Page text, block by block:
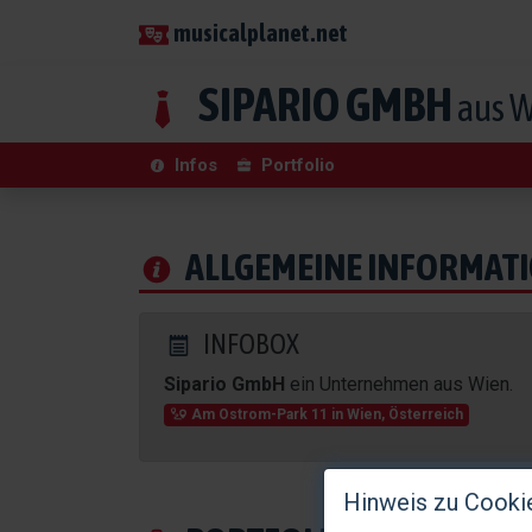
musicalplanet.net
SIPARIO GMBHaus
Infos Portfolio
ALLGEMEINE
INFOBOX
Sipario GmbH ein Unternehmen aus Wien.
Am Ostrom-Park 11 in Wien, Österreich
Hinweis zu